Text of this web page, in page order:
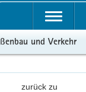
und Verkehr
zurück zu